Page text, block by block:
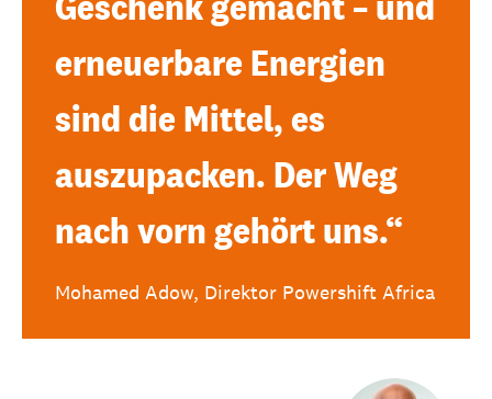
erneuerbare Energien
sind die Mittel, es
auszupacken. Der Weg
nach vorn gehört uns.“
Mohamed Adow, Direktor Powershift Africa